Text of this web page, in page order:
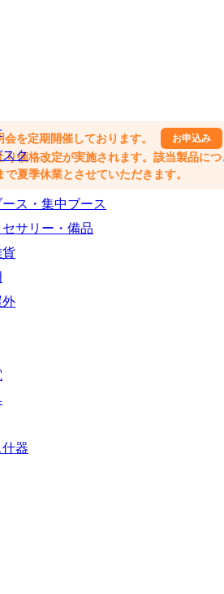
ク
ス・集中ブース
サリー・備品
貨
外
器
を定期開催しております。 お申込み
価格改定が実施されます。該当製品に
夏季休業とさせていただきます。